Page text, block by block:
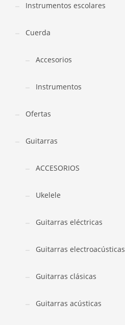
Instrumentos escolares
Cuerda
Accesorios
Instrumentos
Ofertas
Guitarras
ACCESORIOS
Ukelele
Guitarras eléctricas
Guitarras electroacústicas
Guitarras clásicas
Guitarras acústicas